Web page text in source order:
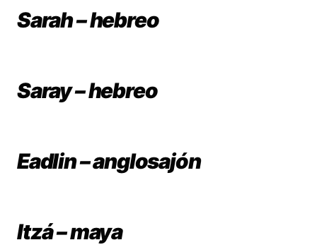
Sarah – hebreo
Saray – hebreo
Eadlin – anglosajón
Itzá – maya